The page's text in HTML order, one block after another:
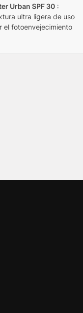
Urban SPF 30 :
ultra ligera de uso
el fotoenvejecimiento